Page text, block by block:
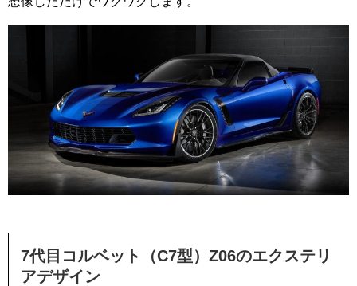
7代目コルベット（C7型）Z06のエクステリ
アデザイン